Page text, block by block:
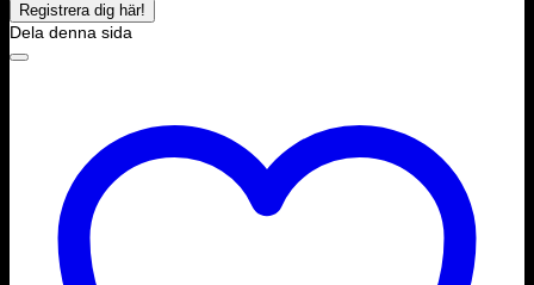
Dela denna sida